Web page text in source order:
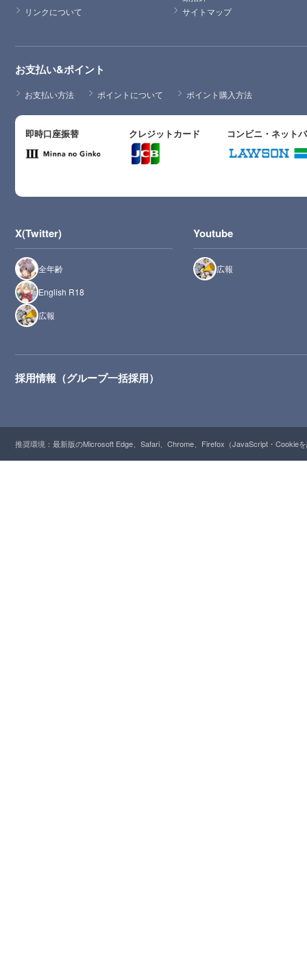
リンクについて
サイトマップ
お支払い&ポイント
お支払い方法 ポイントについて ポイント購入方法
即時口座振替 クレジットカード コンビニ・ネット
X(Twitter)
全年齢
English R18
広報
Youtube
広報
採用情報（グループ一括採用）
推奨環境：最新版のMicrosoft Edge、Safari、Chrome、Firefox（JavaScript・Cookie